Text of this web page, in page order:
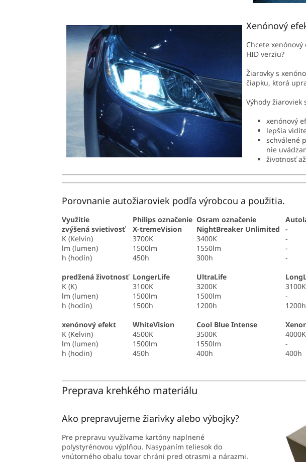
Xenónový
Chcete
HID verziu?
Žiarovky s
čiapku, ktorá
Výhody žiaroviek
xenónový
lepšia
schválené
nie
životnosť
Porovnanie autožiaroviek podľa výrobcou a použitia.
Využitie Philips označenie Osram označenie
zvýšená svietivosť
X-tremeVision NightBreaker Unlimited -
K (Kelvin)
3700K 3400K -
lm (lumen)
1500lm 1550lm -
h (hodín)
450h 300h -
predžená životnosť LongerLife UltraLife
K (K)
3100K 3200K 3100K
lm (lumen)
1500lm 1500lm -
h (hodín)
1500h 1200h 1200h
xenónový efekt
WhiteVision Cool Blue Intense
K (Kelvin)
4500K 3500K 4000K
lm (lumen)
1500lm 1550lm -
h (hodin)
450h 400h 400h
Preprava krehkého materiálu
Ako prepravujeme žiarivky alebo výbojky?
Pre prepravu využívame kartóny naplnené
polystyrénovou výplňou. Nasypaním teliesok do
vnútorného obalu tovar chráni pred otrasmi a nárazmi.